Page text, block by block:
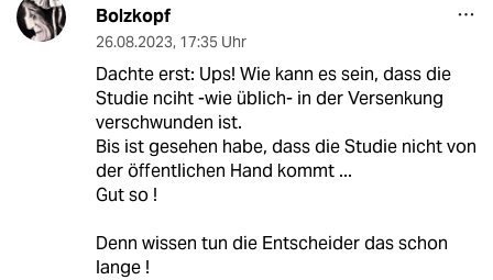
Bolzkopf
26.08.2023, 17:35 Uhr
Dachte erst: Ups! Wie kann es sein, dass die
Studie nciht -wie üblich- in der Versenkung
verschwunden ist.
Bis ist gesehen habe, dass die Studie nicht von
der öffentlichen Hand kommt ...
Gut so !
Denn wissen tun die Entscheider das schon
lange !